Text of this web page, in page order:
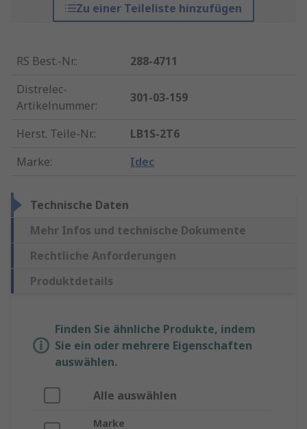
Zu einer Teileliste hinzufügen
RS Best.-Nr.:
288-4711
Distrelec-
Artikelnummer:
301-03-159
Herst. Teile-Nr.:
LB1S-2T6
Marke: Idec
Technische Daten
Mehr Infos und technische Dokumente
Rechtliche Anforderungen
Produktdetails
Finden Sie ähnliche Produkte, indem
Sie ein oder mehrere Eigenschaften
auswählen.
Alle auswählen
Marke